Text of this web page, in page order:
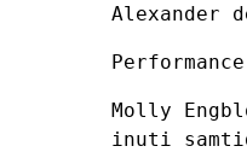
Alexander
Molly
inuti